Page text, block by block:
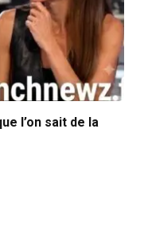
l’on sait de la